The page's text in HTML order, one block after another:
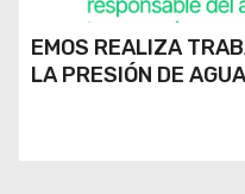
EMOS REALIZA
LA PRESIÓN DE